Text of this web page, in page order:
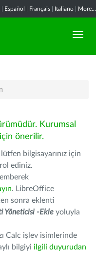
Español Français Italiano More...
Kurumsal
önerilir.
bilgisayarınız için
ediniz.
. LibreOffice
sonra eklenti
Yöneticisi -Ekle yoluyla
Calc işlev isimlerinde
bilgiyi ilgili duyurudan